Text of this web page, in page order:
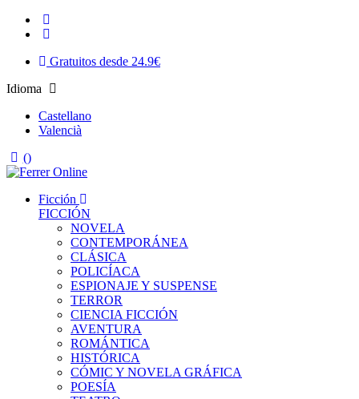
Gratuitos desde 24.9€
Idioma
Castellano
Valencià
()
Ficción
FICCIÓN
NOVELA
CONTEMPORÁNEA
CLÁSICA
POLICÍACA
ESPIONAJE Y SUSPENSE
TERROR
CIENCIA FICCIÓN
AVENTURA
ROMÁNTICA
HISTÓRICA
CÓMIC Y NOVELA GRÁFICA
POESÍA